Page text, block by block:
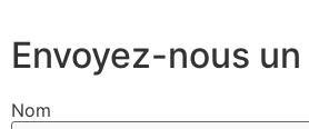
Envoyez-nous
Nom